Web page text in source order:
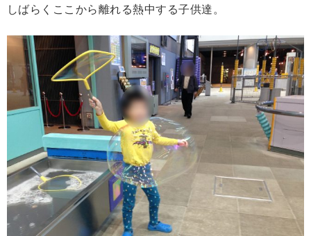
しばらくここから離れる熱中する子供達。